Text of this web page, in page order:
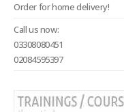
Order for home delivery!
Call us now:
03308080451
02084595397